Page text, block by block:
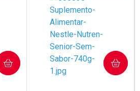
COMPRAR